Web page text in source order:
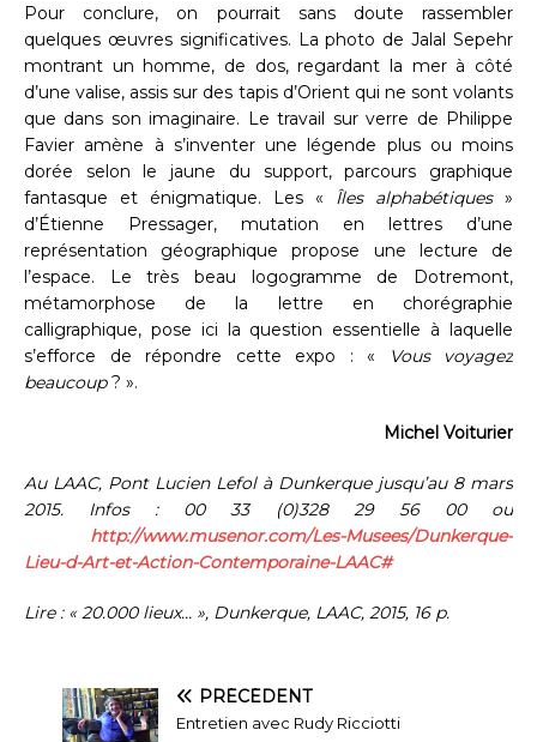
Pour conclure, on pourrait sans doute rassembler
quelques œuvres significatives. La photo de Jalal Sepehr
montrant un homme, de dos, regardant la mer à côté
d’une valise, assis sur des tapis d’Orient qui ne sont volants
que dans son imaginaire. Le travail sur verre de Philippe
Favier amène à s’inventer une légende plus ou moins
dorée selon le jaune du support, parcours graphique
fantasque et énigmatique. Les « Îles alphabétiques»
d’Étienne Pressager, mutation en lettres d’une
représentation géographique propose une lecture de
l’espace. Le très beau logogramme de Dotremont,
métamorphose de la lettre en chorégraphie
calligraphique, pose ici la question essentielle à laquelle
s’efforce de répondre cette expo : « Vous voyagez
beaucoup? ».
Michel Voiturier
Au LAAC, Pont Lucien Lefol à Dunkerque jusqu’au 8 mars
2015. Infos : 00 33 (0)328 29 56 00 ou
http://www.musenor.com/Les-Musees/Dunkerque-
Lieu-d-Art-et-Action-Contemporaine-LAAC#
Lire : « 20.000 lieux… », Dunkerque, LAAC, 2015, 16 p.
PRÉCÉDENT
Entretien avec Rudy Ricciotti